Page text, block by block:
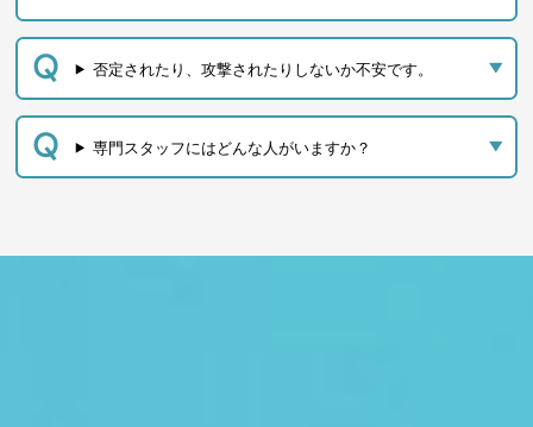
否定されたり、攻撃されたりしないか不安です。
専門スタッフにはどんな人がいますか？